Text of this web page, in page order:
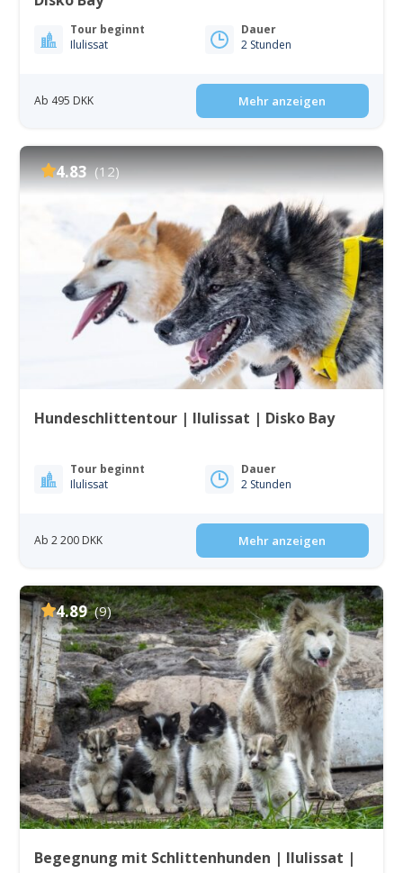
Tour beginnt
Ilulissat
Dauer
2 Stunden
Ab 495 DKK Mehr anzeigen
4.83 (12)
Hundeschlittentour | Ilulissat | Disko Bay
Tour beginnt
Ilulissat
Dauer
2 Stunden
Ab 2 200 DKK Mehr anzeigen
4.89 (9)
Begegnung mit Schlittenhunden | Ilulissat |